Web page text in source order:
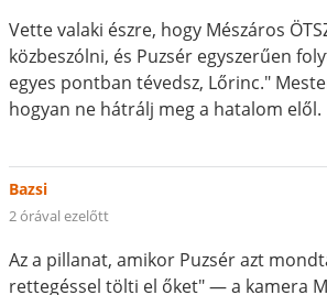
Vette valaki észre, hogy Mészáros
közbeszólni, és Puzsér egyszerűen
egyes pontban tévedsz, Lőrinc."
hogyan ne hátrálj meg a hatalom elől.
Bazsi
2 órával ezelőtt
Az a pillanat, amikor Puzsér azt
rettegéssel tölti el őket" — a kamera